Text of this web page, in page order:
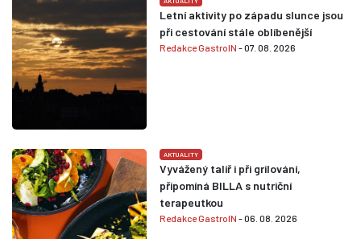
Letní aktivity po západu slunce jsou
při cestování stále oblíbenější
Redakce GastroIN - 07. 08. 2026
AKTUALITY
Vyvážený talíř i při grilování,
připomíná BILLA s nutriční
terapeutkou
Redakce GastroIN - 06. 08. 2026